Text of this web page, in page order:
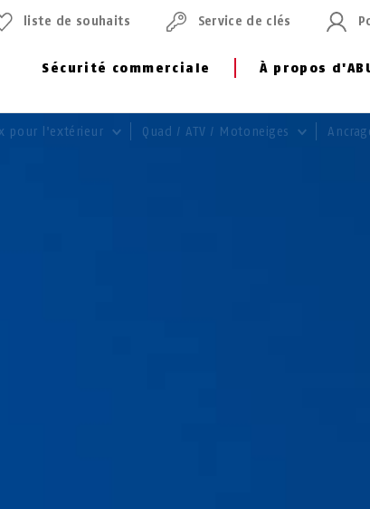
Sécurité commerciale À propos
liste de souhaits Service de clés
pour l'extérieur Quad / ATV / Motoneiges